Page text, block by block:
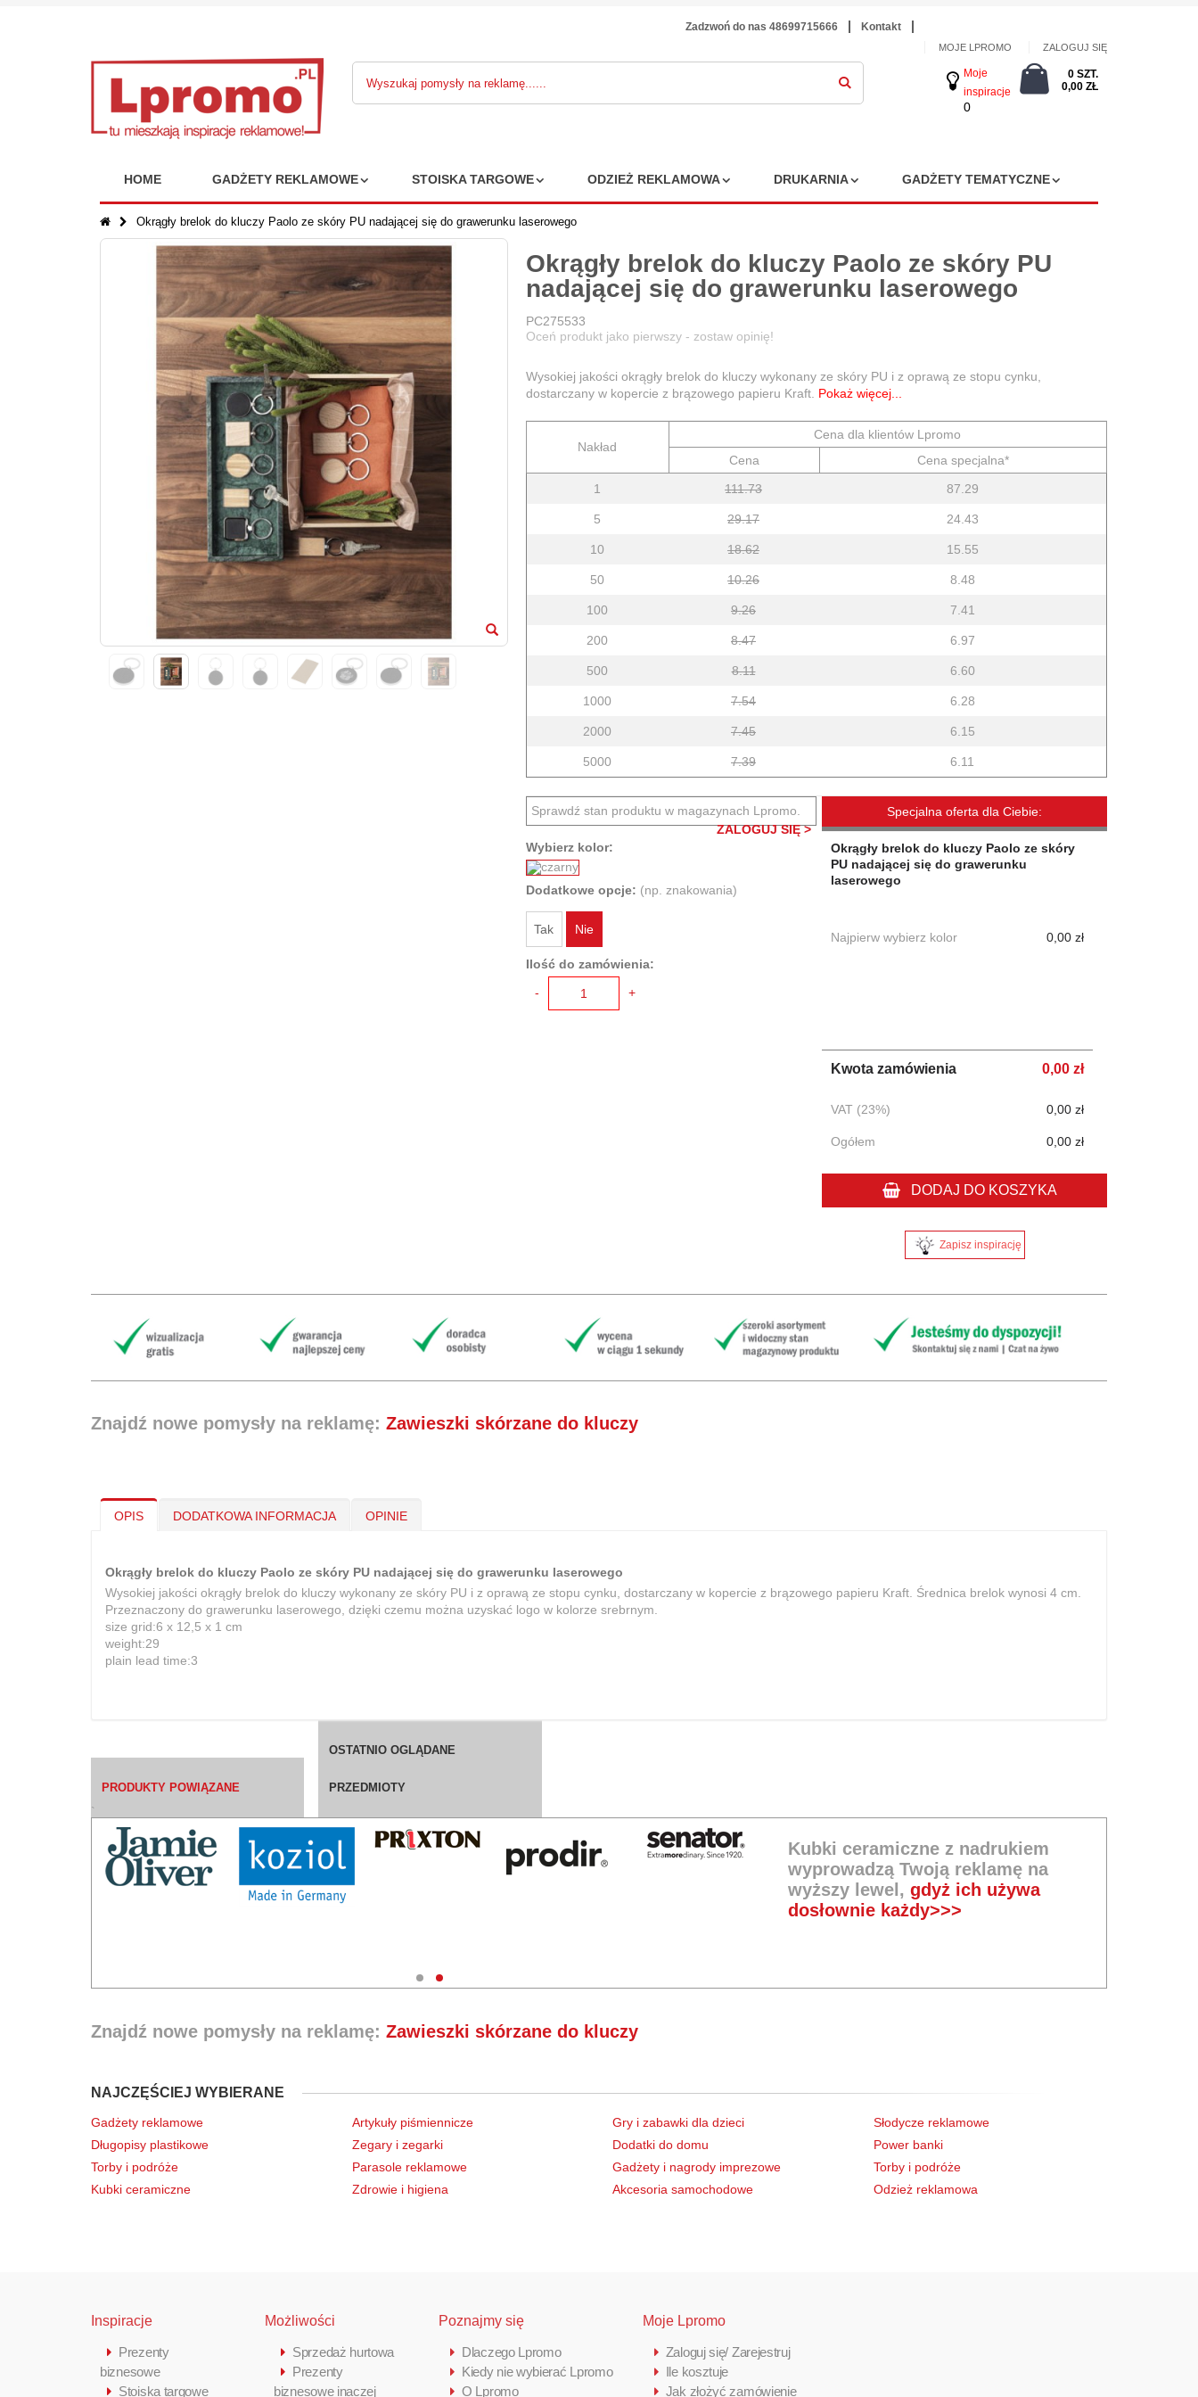
Zadzwoń do nas 48699715666 Kontakt
MOJE LPROMO ZALOGUJ SIĘ
Moje
inspiracje
0
0 SZT.
0,00 ZŁ
HOME GADŻETY REKLAMOWE STOISKA TARGOWE ODZIEŻ REKLAMOWA DRUKARNIA GADŻETY TEMATYCZNE
Okrągły brelok do kluczy Paolo ze skóry PU nadającej się do grawerunku laserowego
Okrągły brelok do kluczy Paolo ze skóry PU
nadającej się do grawerunku laserowego
PC275533
Oceń produkt jako pierwszy - zostaw opinię!
Wysokiej jakości okrągły brelok do kluczy wykonany ze skóry PU i z oprawą ze stopu cynku,
dostarczany w kopercie z brązowego papieru Kraft. Pokaż więcej...
Nakład
Cena dla klientów Lpromo
Cena
Cena specjalna*
1
111.73 87.29
5 29.17 24.43
10 18.62 15.55
50 10.26 8.48
100 9.26 7.41
200 8.47 6.97
500 8.11 6.60
1000 7.54 6.28
2000 7.45 6.15
5000 7.39 6.11
Sprawdź stan produktu w magazynach Lpromo.
ZALOGUJ SIĘ >
Wybierz kolor:
Dodatkowe opcje: (np. znakowania)
Tak Nie
Ilość do zamówienia:
-
+
Specjalna oferta dla Ciebie:
Okrągły brelok do kluczy Paolo ze skóry
PU nadającej się do grawerunku
laserowego
Najpierw wybierz kolor 0,00 zł
Kwota zamówienia 0,00 zł
VAT (23%) 0,00 zł
Ogółem 0,00 zł
DODAJ DO KOSZYKA
Zapisz inspirację
Znajdź nowe pomysły na reklamę: Zawieszki skórzane do kluczy
OPIS DODATKOWA INFORMACJA OPINIE
Okrągły brelok do kluczy Paolo ze skóry PU nadającej się do grawerunku laserowego
Wysokiej jakości okrągły brelok do kluczy wykonany ze skóry PU i z oprawą ze stopu cynku, dostarczany w kopercie z brązowego papieru Kraft. Średnica brelok wynosi 4 cm.
Przeznaczony do grawerunku laserowego, dzięki czemu można uzyskać logo w kolorze srebrnym.
size grid:6 x 12,5 x 1 cm
weight:29
plain lead time:3
PRODUKTY POWIĄZANE
OSTATNIO OGLĄDANE
PRZEDMIOTY
`
Kubki ceramiczne z nadrukiem
wyprowadzą Twoją reklamę na
wyższy lewel,gdyż ich używa
dosłownie każdy>>>
Znajdź nowe pomysły na reklamę: Zawieszki skórzane do kluczy
NAJCZĘŚCIEJ WYBIERANE
Gadżety reklamowe
Długopisy plastikowe
Torby i podróże
Kubki ceramiczne
Artykuły piśmiennicze
Zegary i zegarki
Parasole reklamowe
Zdrowie i higiena
Gry i zabawki dla dzieci
Dodatki do domu
Gadżety i nagrody imprezowe
Akcesoria samochodowe
Słodycze reklamowe
Power banki
Torby i podróże
Odzież reklamowa
Inspiracje
Prezenty
biznesowe
Stoiska targowe
Możliwości
Sprzedaż hurtowa
Prezenty
biznesowe inaczej
Poznajmy się
Dlaczego Lpromo
Kiedy nie wybierać Lpromo
O Lpromo
Moje Lpromo
Zaloguj się/ Zarejestruj
Ile kosztuje
Jak złożyć zamówienie